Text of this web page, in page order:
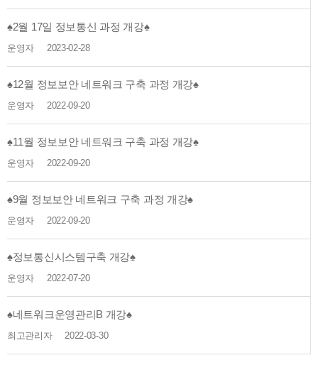
♠2월 17일 정보통신 과정 개강♠
운영자 2023-02-28
♠12월 정보보안 네트워크 구축 과정 개강♠
운영자 2022-09-20
♠11월 정보보안 네트워크 구축 과정 개강♠
운영자 2022-09-20
♠9월 정보보안 네트워크 구축 과정 개강♠
운영자 2022-09-20
♠정보통신시스템구축 개강♠
운영자 2022-07-20
♠네트워크운영관리B 개강♠
최고관리자 2022-03-30